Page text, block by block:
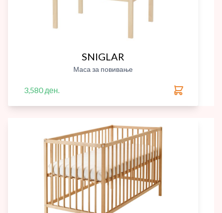
SNIGLAR
Маса за повивање
3,580 ден.